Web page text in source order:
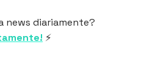
news diariamente?
⚡